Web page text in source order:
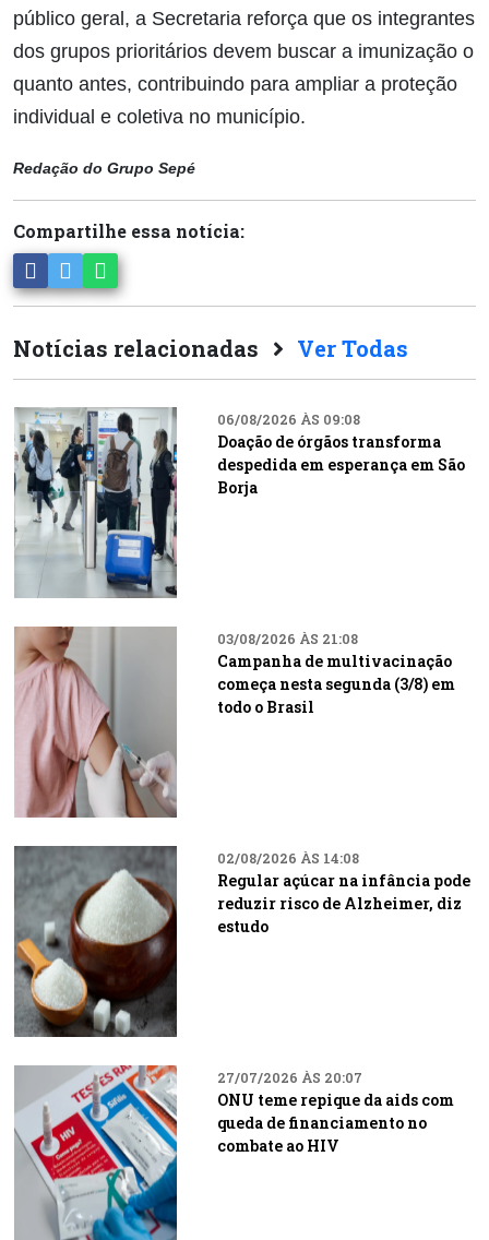
público geral, a Secretaria reforça que os integrantes
dos grupos prioritários devem buscar a imunização o
quanto antes, contribuindo para ampliar a proteção
individual e coletiva no município.
Redação do Grupo Sepé
Compartilhe essa notícia:
Notícias relacionadas Ver Todas
06/08/2026 ÀS 09:08
Doação de órgãos transforma
despedida em esperança em São
Borja
03/08/2026 ÀS 21:08
Campanha de multivacinação
começa nesta segunda (3/8) em
todo o Brasil
02/08/2026 ÀS 14:08
Regular açúcar na infância pode
reduzir risco de Alzheimer, diz
estudo
27/07/2026 ÀS 20:07
ONU teme repique da aids com
queda de financiamento no
combate ao HIV